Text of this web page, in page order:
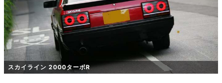
スカイライン 2000ターボR